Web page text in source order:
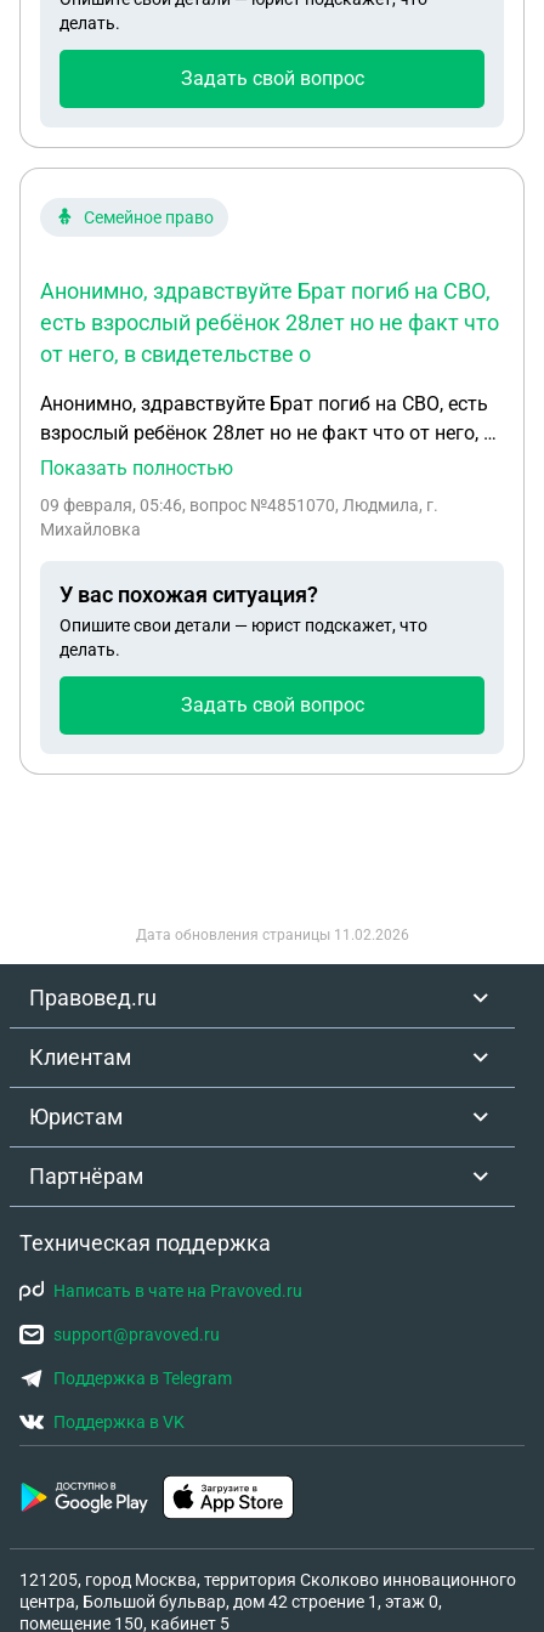
как нам быть, если мы не являемся членами ДНТ,
а только на территории его располагаемся. Какие
делать.
Задать свой вопрос
Семейное право
Анонимно, здравствуйте Брат погиб на СВО,
есть взрослый ребёнок 28лет но не факт что
от него, в свидетельстве о
Анонимно, здравствуйте Брат погиб на СВО, есть
взрослый ребёнок 28лет но не факт что от него, в
свидетельстве о рождении отцом записан другой
запись об отцовстве и претендовать на выплаты
Показать полностью
09 февраля, 05:46, вопрос №4851070, Людмила, г.
Михайловка
У вас похожая ситуация?
Опишите свои детали — юрист подскажет, что
делать.
Задать свой вопрос
Дата обновления страницы 11.02.2026
Правовед.ru
Клиентам
Юристам
Партнёрам
Техническая поддержка
Написать в чате на Pravoved.ru
support@pravoved.ru
Поддержка в Telegram
Поддержка в VK
121205, город Москва, территория Сколково инновационного
центра, Большой бульвар, дом 42 строение 1, этаж 0,
помещение 150, кабинет 5